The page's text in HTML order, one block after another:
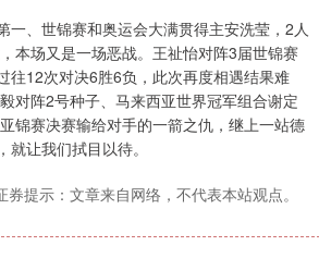
一、世锦赛和奥运会大满贯得主安洗莹，2人
本场又是一场恶战。王祉怡对阵3届世锦赛
往12次对决6胜6负，此次再度相遇结果难
对阵2号种子、马来西亚世界冠军组合谢定
锦赛决赛输给对手的一箭之仇，继上一站德
让我们拭目以待。
券提示：文章来自网络，不代表本站观点。